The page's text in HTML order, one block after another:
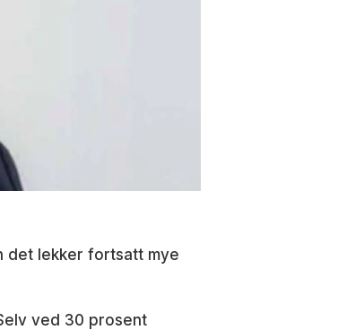
det lekker fortsatt mye
ved 30 prosent